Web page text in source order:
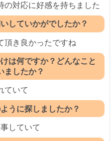
の対応に好感を持ちました
していかがでしたか？
頂き良かったですね
は何ですか？どんなこと
ましたか？
ていて
うに探しましたか？
していて